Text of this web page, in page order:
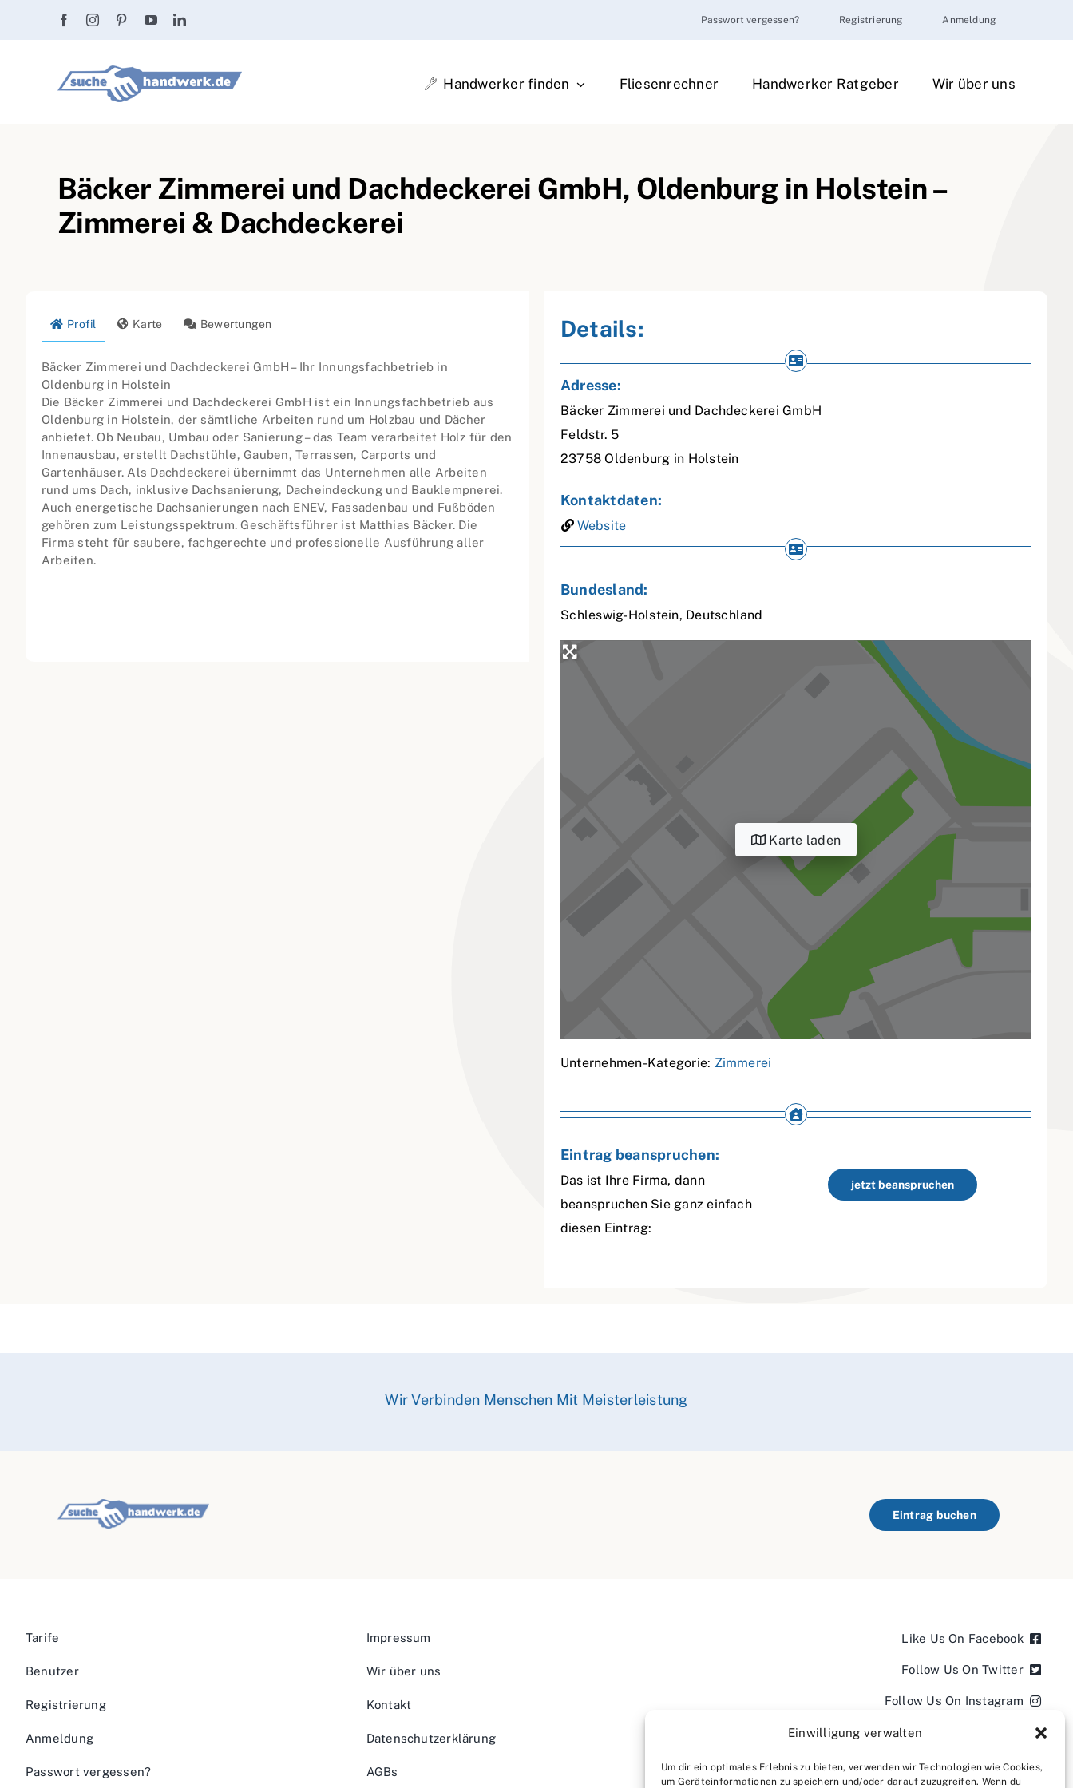
Einwilligung verwalten
Um dir ein optimales Erlebnis zu bieten, verwenden wir Technologien wie Cookies,
um Geräteinformationen zu speichern und/oder darauf zuzugreifen. Wenn du
Passwort vergessen? Registrierung Anmeldung
Handwerker finden Fliesenrechner Handwerker Ratgeber Wir über uns
Bäcker Zimmerei und Dachdeckerei GmbH, Oldenburg in Holstein –
Zimmerei & Dachdeckerei
Profil Karte Bewertungen
Bäcker Zimmerei und Dachdeckerei GmbH – Ihr Innungsfachbetrieb in
Oldenburg in Holstein
Die Bäcker Zimmerei und Dachdeckerei GmbH ist ein Innungsfachbetrieb aus
Oldenburg in Holstein, der sämtliche Arbeiten rund um Holzbau und Dächer
anbietet. Ob Neubau, Umbau oder Sanierung – das Team verarbeitet Holz für den
Innenausbau, erstellt Dachstühle, Gauben, Terrassen, Carports und
Gartenhäuser. Als Dachdeckerei übernimmt das Unternehmen alle Arbeiten
rund ums Dach, inklusive Dachsanierung, Dacheindeckung und Bauklempnerei.
Auch energetische Dachsanierungen nach ENEV, Fassadenbau und Fußböden
gehören zum Leistungsspektrum. Geschäftsführer ist Matthias Bäcker. Die
Firma steht für saubere, fachgerechte und professionelle Ausführung aller
Arbeiten.
Details:
Adresse:
Bäcker Zimmerei und Dachdeckerei GmbH
Feldstr. 5
23758 Oldenburg in Holstein
Kontaktdaten:
Website
Bundesland:
Schleswig-Holstein, Deutschland
Karte laden
Unternehmen-Kategorie: Zimmerei
Eintrag beanspruchen:
Das ist Ihre Firma, dann
beanspruchen Sie ganz einfach
diesen Eintrag:
jetzt beanspruchen
Wir Verbinden Menschen Mit Meisterleistung
Eintrag buchen
Tarife
Benutzer
Registrierung
Anmeldung
Passwort vergessen?
Impressum
Wir über uns
Kontakt
Datenschutzerklärung
AGBs
Like Us On Facebook
Follow Us On Twitter
Follow Us On Instagram
Follow Us On LinkedIn
Follow us on YouTube